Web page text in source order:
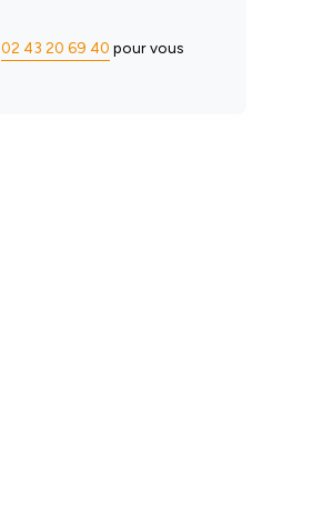
02 43 20 69 40 pour vous